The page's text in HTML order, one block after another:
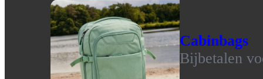
Cabinbags
Bijbetalen